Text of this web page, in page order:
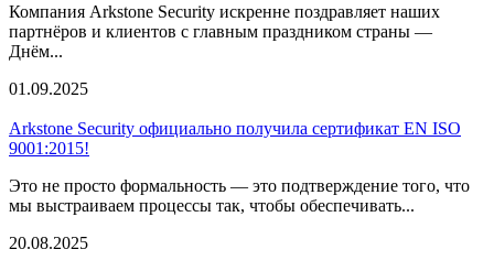
Компания Arkstone Security искренне поздравляет наших
партнёров и клиентов с главным праздником страны —
Днём...
01.09.2025
Arkstone Security официально получила сертификат EN ISO
9001:2015!
Это не просто формальность — это подтверждение того, что
мы выстраиваем процессы так, чтобы обеспечивать...
20.08.2025